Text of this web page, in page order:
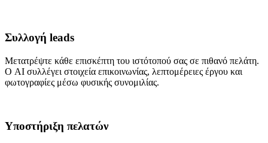
Συλλογή leads
Μετατρέψτε κάθε επισκέπτη του ιστότοπού σας σε πιθανό πελάτη.
Ο AI συλλέγει στοιχεία επικοινωνίας, λεπτομέρειες έργου και
φωτογραφίες μέσω φυσικής συνομιλίας.
Υποστήριξη πελατών